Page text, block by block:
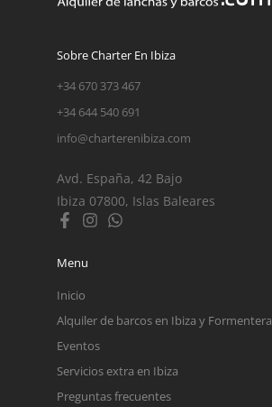
Sobre Charter En Ibiza
+34 670 373 467
+34 644 540 691
info@charterenibiza.com
Avd. España, 42 Bajo
Ibiza 07800, Islas Baleares
Menu
Inicio
Alquiler de barcos en Ibiza y Formentera
Eventos
Servicios extra en Ibiza
Preguntas frecuentes